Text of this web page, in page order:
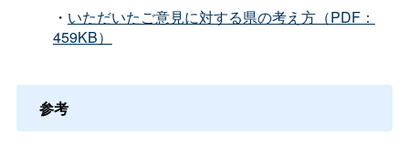
・ いただいたご意見に対する県の考え方（PDF：
459KB）
参考